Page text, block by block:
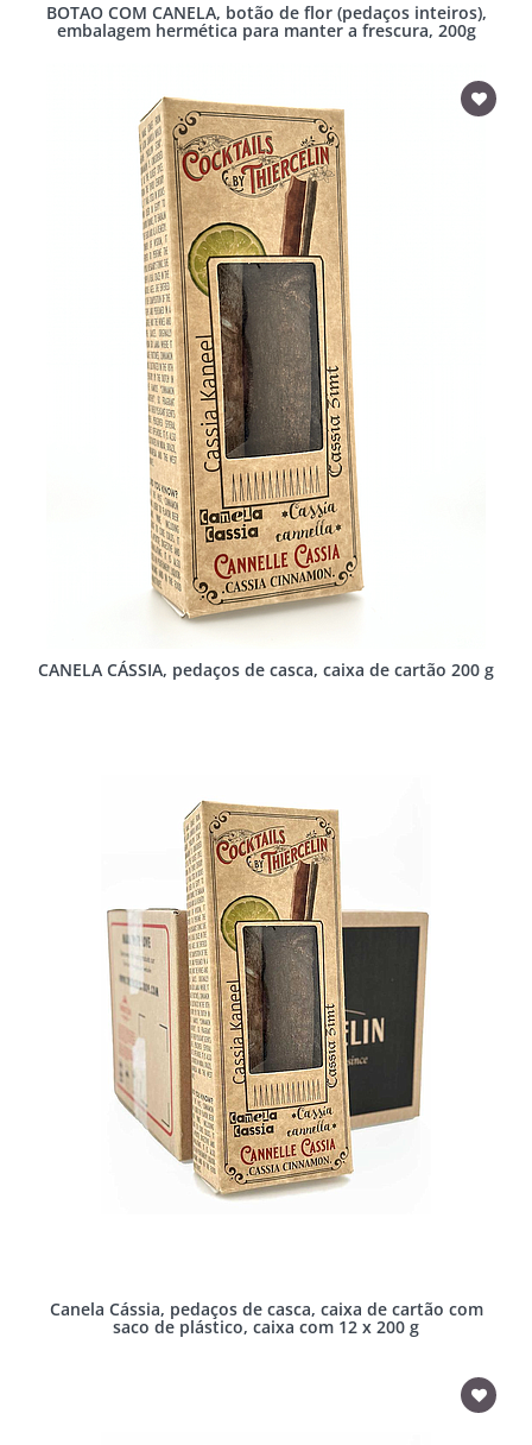
BOTAO COM CANELA, botão de flor (pedaços inteiros),
embalagem hermética para manter a frescura, 200g
CANELA CÁSSIA, pedaços de casca, caixa de cartão 200 g
Canela Cássia, pedaços de casca, caixa de cartão com
saco de plástico, caixa com 12 x 200 g